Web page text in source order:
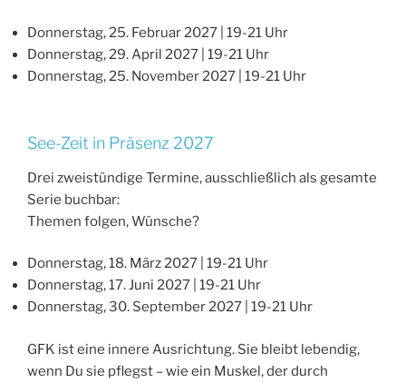
Donnerstag, 25. Februar 2027 | 19-21 Uhr
Donnerstag, 29. April 2027 | 19-21 Uhr
Donnerstag, 25. November 2027 | 19-21 Uhr
See-Zeit in Präsenz 2027
Drei zweistündige Termine, ausschließlich als gesamte
Serie buchbar:
Themen folgen, Wünsche?
Donnerstag, 18. März 2027 | 19-21 Uhr
Donnerstag, 17. Juni 2027 | 19-21 Uhr
Donnerstag, 30. September 2027 | 19-21 Uhr
GFK ist eine innere Ausrichtung. Sie bleibt lebendig,
wenn Du sie pflegst – wie ein Muskel, der durch